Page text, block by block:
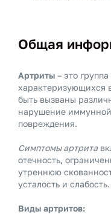
Общая
Артриты – это
характеризующихся
быть вызваны
нарушение
повреждения.
Симптомы артрита
отечность,
утреннюю
усталость и слабость.
Виды артритов: